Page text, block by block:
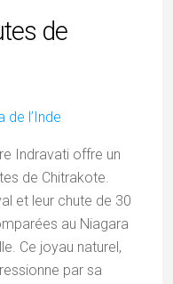
de
Indravati offre un
de Chitrakote.
et leur chute de 30
au Niagara
Ce joyau naturel,
par sa